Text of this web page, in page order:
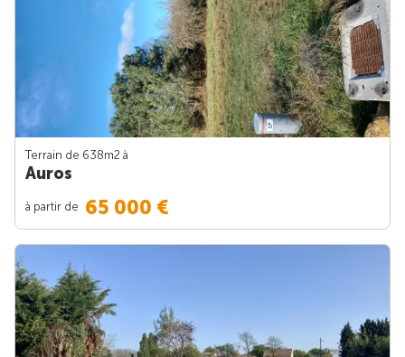
Terrain de 638m2 à
Auros
à partir de 65 000 €